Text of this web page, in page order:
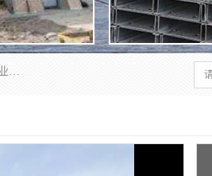
郑州鑫纵建材有限公司供应阳光板，彩钢板，彩钢钢构工程是一家集生产销售租赁安装于一体的企业，主要生产PC采光板，耐力板，仿古琉璃采光板，岩棉板、彩钢压型板、镀锌压型板、桁架楼承板，C、Z型钢檩条、围挡板、轻钢结构，阳光温室大棚等新型建材产品。公司旗下有多台移动式高空压瓦机租赁，承接全国各地业务，专业对外租赁各种型号压瓦机。